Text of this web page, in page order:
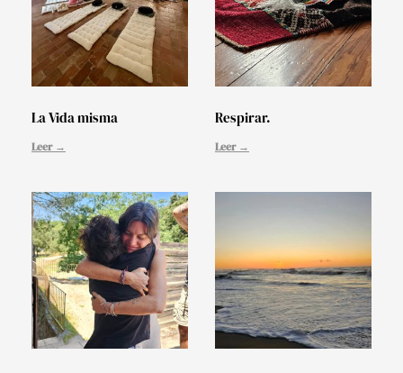
La Vida misma
Leer →
Respirar.
Leer →